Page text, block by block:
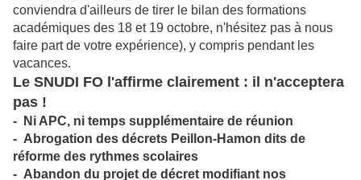
conviendra d'ailleurs de tirer le bilan des formations
académiques des 18 et 19 octobre, n'hésitez pas à nous
faire part de votre expérience), y compris pendant les
vacances.
Le SNUDI FO l'affirme clairement : il n'acceptera
pas !
- Ni APC, ni temps supplémentaire de réunion
- Abrogation des décrets Peillon-Hamon dits de
réforme des rythmes scolaires
- Abandon du projet de décret modifiant nos